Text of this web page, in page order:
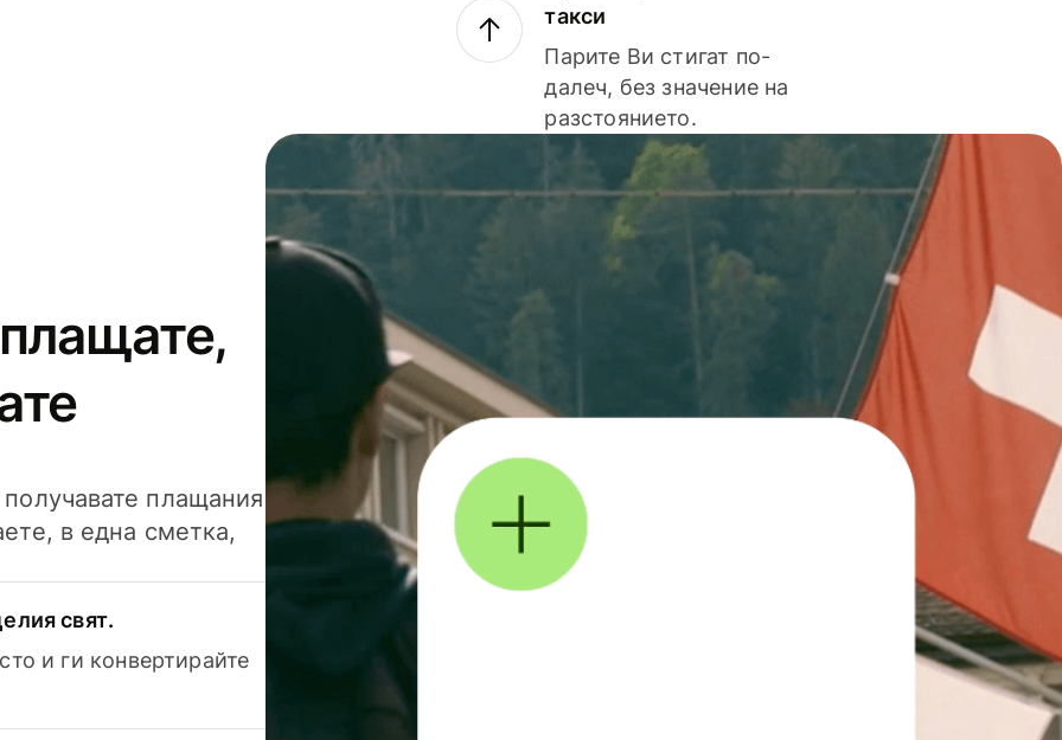
такси
Парите Ви стигат по-
далеч, без значение на
разстоянието.
плащания
в една сметка,
свят.
и ги конвертирайте